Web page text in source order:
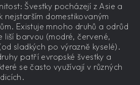
Švestky pocházejí z Asie a
nejstarším domestikovaným
Existuje mnoho druhů a odrůd
liší barvou (modré, červené,
sladkých po výrazně kyselé).
patří evropské švestky a
se často využívají v různých